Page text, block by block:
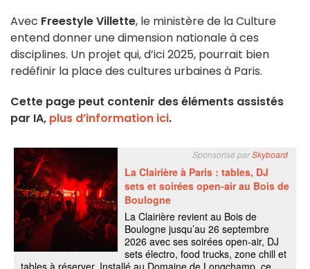
Avec Freestyle Villette, le ministère de la Culture
entend donner une dimension nationale à ces
disciplines. Un projet qui, d’ici 2025, pourrait bien
redéfinir la place des cultures urbaines à Paris.
Cette page peut contenir des éléments assistés
par IA, plus d’information ici.